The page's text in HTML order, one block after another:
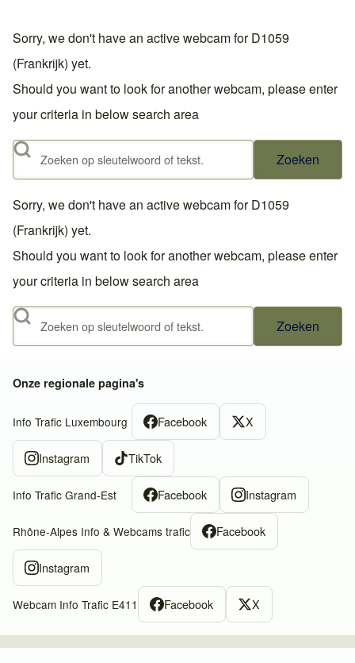
Sorry, we don't have an active webcam for D1059
(Frankrijk) yet.
Should you want to look for another webcam, please enter
your criteria in below search area
Zoeken
Sorry, we don't have an active webcam for D1059
(Frankrijk) yet.
Should you want to look for another webcam, please enter
your criteria in below search area
Zoeken
Onze regionale pagina's
Info Trafic Luxembourg Facebook X
Instagram TikTok
Info Trafic Grand-Est Facebook Instagram
Rhône-Alpes Info & Webcams trafic Facebook
Instagram
Webcam Info Trafic E411 Facebook X